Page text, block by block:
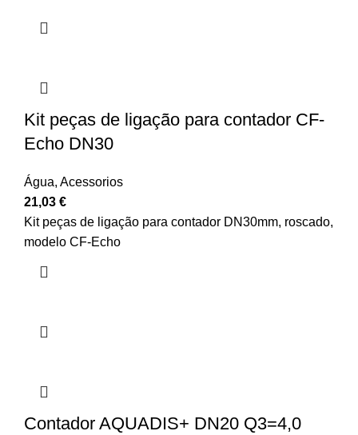
Kit peças de ligação para contador CF-
Echo DN30
Água, Acessorios
21,03 €
Kit peças de ligação para contador DN30mm, roscado,
modelo CF-Echo
Contador AQUADIS+ DN20 Q3=4,0